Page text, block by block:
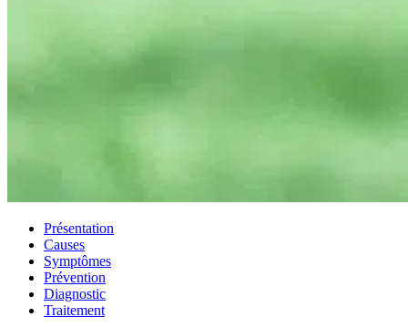
Présentation
Causes
Symptômes
Prévention
Diagnostic
Traitement